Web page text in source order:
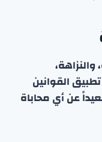
والنزاهة،
القوانين
عن أي محاباة